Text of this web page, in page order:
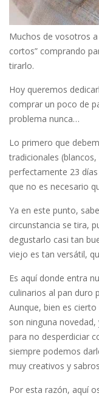
Muchos de vosotros
cortos” comprando
tirarlo.
Hoy queremos
comprar un poco de
problema nunca…
Lo primero que
tradicionales
perfectamente 23
que no es necesario
Ya en este punto,
circunstancia se tira,
degustarlo casi tan
viejo es tan versátil,
Es aquí donde entra
culinarios al pan duro
Aunque, bien es
son ninguna
para no desperdiciar
siempre podemos
muy creativos y
Por esta razón, aquí